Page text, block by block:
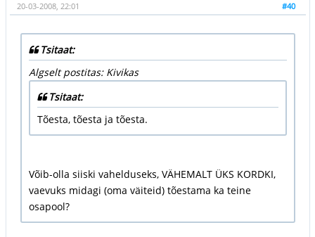
#40
20-03-2008, 22:01
Tsitaat:
Algselt postitas: Kivikas
Tsitaat:
Tõesta, tõesta ja tõesta.
Võib-olla siiski vahelduseks, VÄHEMALT ÜKS KORDKI,
vaevuks midagi (oma väiteid) tõestama ka teine
osapool?